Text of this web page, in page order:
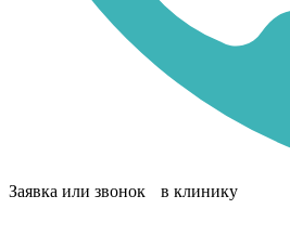
Заявка или звонок в клинику